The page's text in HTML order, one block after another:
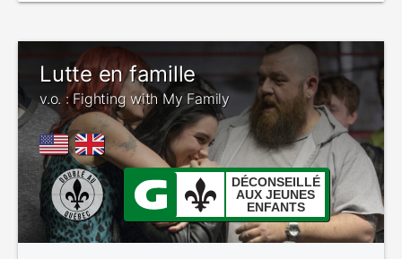
Lutte en famille
v.o. : Fighting with My Family
DÉCONSEILLÉ
AUX JEUNES
ENFANTS